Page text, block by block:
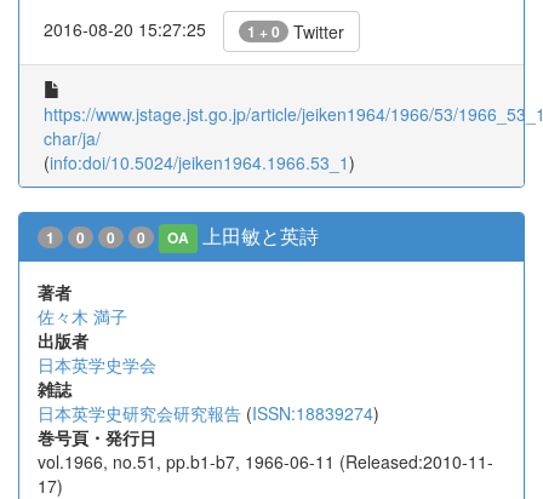
2016-08-20 15:27:25 1 + 0 Twitter
https://www.jstage.jst.go.jp/article/jeiken1964/1966/53/
char/ja/
(info:doi/10.5024/jeiken1964.1966.53_1)
1 0 0 0 OA 上田敏と英詩
著者
佐々木 満子
出版者
日本英学史学会
雑誌
日本英学史研究会研究報告 (ISSN:18839274)
巻号頁・発行日
vol.1966, no.51, pp.b1-b7, 1966-06-11 (Released:2010-11-
17)